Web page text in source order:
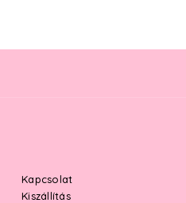
Kapcsolat
Kiszállítás